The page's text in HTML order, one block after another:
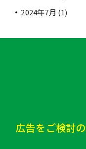
2024年7月 (1)
広告をご検討